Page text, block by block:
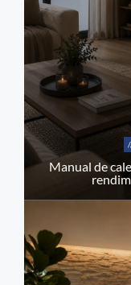
Manual de